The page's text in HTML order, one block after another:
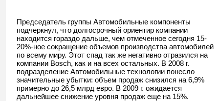
Председатель группы Автомобильные компоненты
подчеркнул, что долгосрочный ориентир компании
находится гораздо дальше, чем отмеченное сегодня 15-
20%-ное сокращение объемов производства автомобилей
по всему миру. Этот спад так же негативно отразился на
компании Bosch, как и на всех остальных. В 2008 г.
подразделение Автомобильные технологии понесло
значительные убытки: объем продаж снизился на 6,9%
примерно до 26,5 млрд евро. В 2009 г. ожидается
дальнейшее снижение уровня продаж еще на 15%.